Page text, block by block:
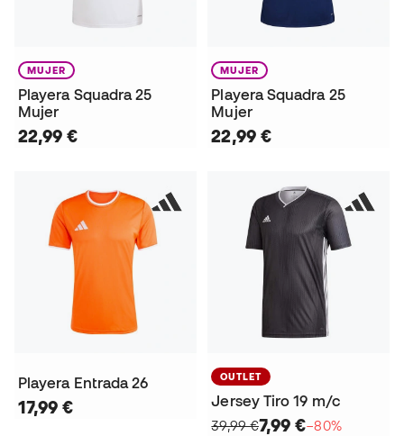
MUJER
Playera Squadra 25
Mujer
22,99 €
MUJER
Playera Squadra 25
Mujer
22,99 €
Playera Entrada 26
17,99 €
OUTLET
Jersey Tiro 19 m/c
39,99 €7,99 €−80%